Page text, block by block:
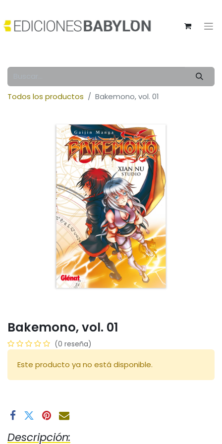
Todos los productos Bakemono, vol. 01
Bakemono, vol. 01
(0 reseña)
Este producto ya no está disponible.
Descripción: